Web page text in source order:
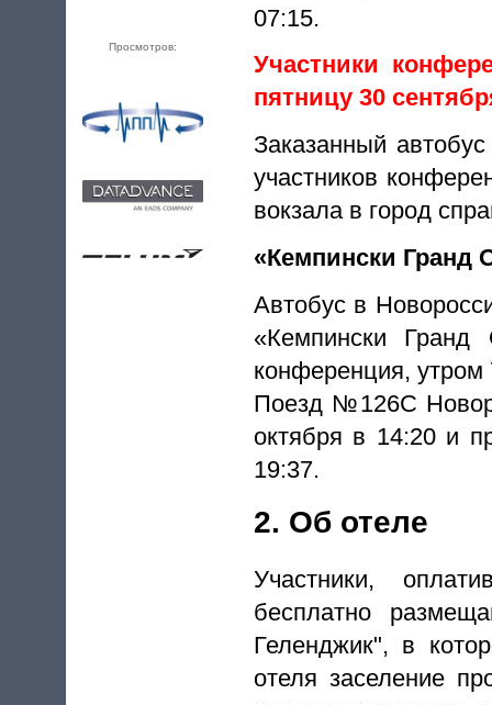
Просмотров:
07:15.
Участники
пятницу 30
Заказанный
участников
вокзала в город
«Кемпински Гранд
Автобус в
«Кемпински Гранд
конференция, утром
Поезд №126С
октября в 14:20 и
19:37.
2. Об отеле
Участники,
бесплатно
Геленджик", в
отеля заселение